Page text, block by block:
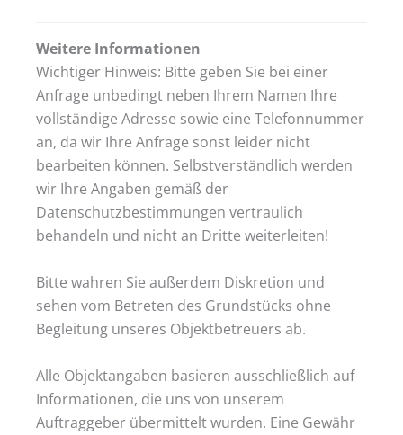
Weitere Informationen
Wichtiger Hinweis: Bitte geben Sie bei einer
Anfrage unbedingt neben Ihrem Namen Ihre
vollständige Adresse sowie eine Telefonnummer
an, da wir Ihre Anfrage sonst leider nicht
bearbeiten können. Selbstverständlich werden
wir Ihre Angaben gemäß der
Datenschutzbestimmungen vertraulich
behandeln und nicht an Dritte weiterleiten!
Bitte wahren Sie außerdem Diskretion und
sehen vom Betreten des Grundstücks ohne
Begleitung unseres Objektbetreuers ab.
Alle Objektangaben basieren ausschließlich auf
Informationen, die uns von unserem
Auftraggeber übermittelt wurden. Eine Gewähr